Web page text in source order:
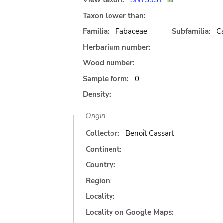
Taxon lower than:
Familia:
Fabaceae Subfamilia:
Herbarium number:
Wood number:
Sample form:
0
Density:
Origin
Collector:
Benoît Cassart
Continent:
Country:
Region:
Locality:
Locality on Google Maps: